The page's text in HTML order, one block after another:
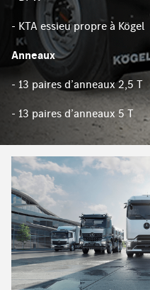
- KTA essieu propre à Kögel
Anneaux
- 13 paires d’anneaux 2,5 T
- 13 paires d’anneaux 5 T